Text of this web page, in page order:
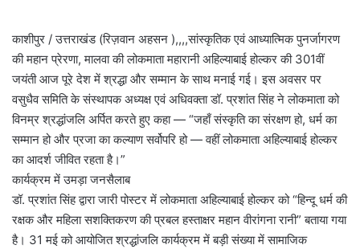
काशीपुर / उत्तराखंड (रिज़वान अहसन ),,,,सांस्कृतिक एवं आध्यात्मिक पुनर्जागरण
की महान प्रेरणा, मालवा की लोकमाता महारानी अहिल्याबाई होल्कर की 301वीं
जयंती आज पूरे देश में श्रद्धा और सम्मान के साथ मनाई गई। इस अवसर पर
वसुधैव समिति के संस्थापक अध्यक्ष एवं अधिवक्ता डॉ. प्रशांत सिंह ने लोकमाता को
विनम्र श्रद्धांजलि अर्पित करते हुए कहा — “जहाँ संस्कृति का संरक्षण हो, धर्म का
सम्मान हो और प्रजा का कल्याण सर्वोपरि हो — वहीं लोकमाता अहिल्याबाई होल्कर
का आदर्श जीवित रहता है।”
कार्यक्रम में उमड़ा जनसैलाब
डॉ. प्रशांत सिंह द्वारा जारी पोस्टर में लोकमाता अहिल्याबाई होल्कर को “हिन्दू धर्म की
रक्षक और महिला सशक्तिकरण की प्रबल हस्ताक्षर महान वीरांगना रानी” बताया गया
है। 31 मई को आयोजित श्रद्धांजलि कार्यक्रम में बड़ी संख्या में सामाजिक